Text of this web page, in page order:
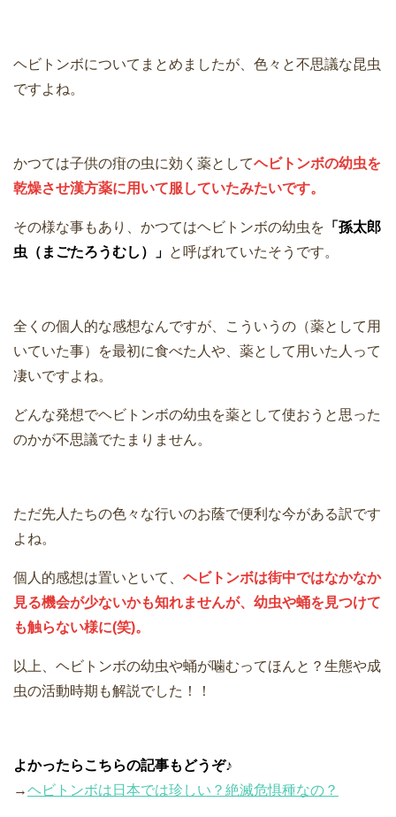
ヘビトンボについてまとめましたが、色々と不思議な昆虫
ですよね。
かつては子供の疳の虫に効く薬としてヘビトンボの幼虫を
乾燥させ漢方薬に用いて服していたみたいです。
その様な事もあり、かつてはヘビトンボの幼虫を 「孫太郎
虫（まごたろうむし）」 と呼ばれていたそうです。
全くの個人的な感想なんですが、こういうの（薬として用
いていた事）を最初に食べた人や、薬として用いた人って
凄いですよね。
どんな発想でヘビトンボの幼虫を薬として使おうと思った
のかが不思議でたまりません。
ただ先人たちの色々な行いのお蔭で便利な今がある訳です
よね。
個人的感想は置いといて、 ヘビトンボは街中ではなかなか
見る機会が少ないかも知れませんが、幼虫や蛹を見つけて
も触らない様に(笑)。
以上、ヘビトンボの幼虫や蛹が噛むってほんと？生態や成
虫の活動時期も解説でした！！
よかったらこちらの記事もどうぞ♪
→ヘビトンボは日本では珍しい？絶滅危惧種なの？